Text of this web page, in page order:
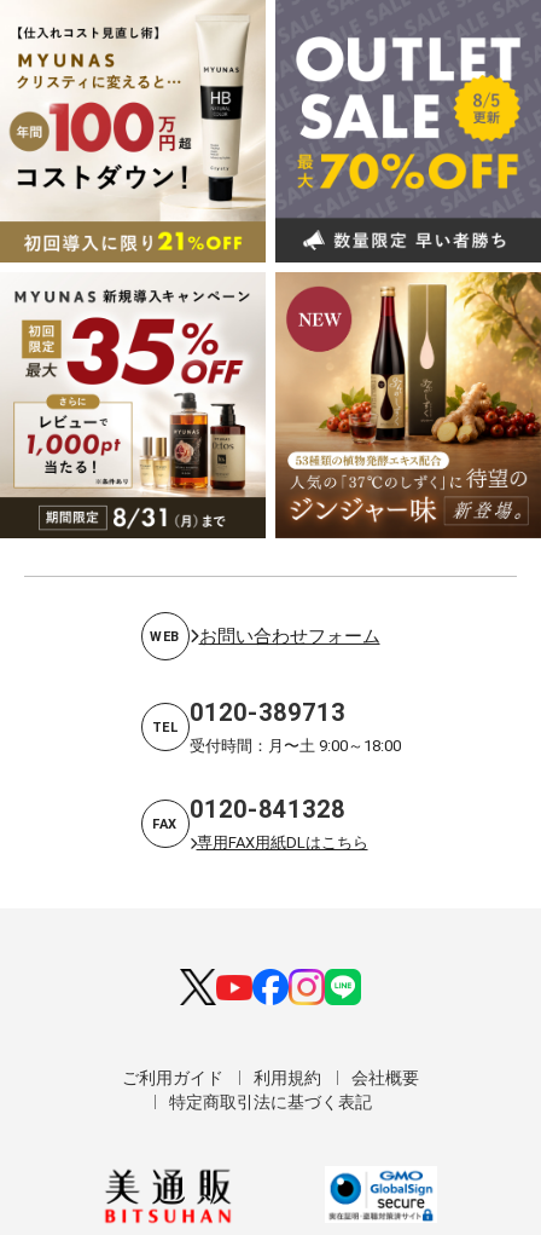
WEB お問い合わせフォーム
TEL 0120-389713
受付時間：月〜土 9:00～18:00
FAX 0120-841328
専用FAX用紙DLはこちら
ご利用ガイド 利用規約
会社概要
特定商取引法に基づく表記